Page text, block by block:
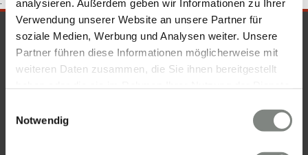
analysieren. Außerdem geben wir Informationen zu Ihrer
Verwendung unserer Website an unsere Partner für
soziale Medien, Werbung und Analysen weiter. Unsere
Partner führen diese Informationen möglicherweise mit
weiteren Daten zusammen, die Sie ihnen bereitgestellt
Cookies, wenn Sie unsere Webseite weiterhin nutzen.
Notwendig
SICHERHEIT & KOMPETENZ